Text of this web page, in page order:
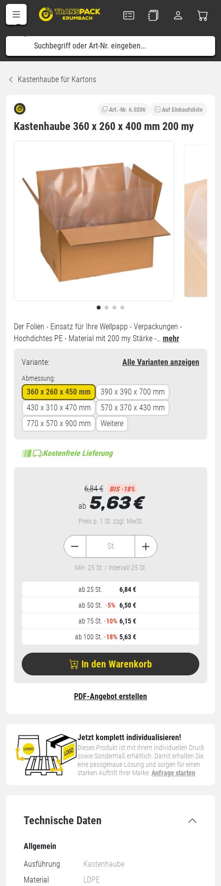
Kastenhaube für Kartons
Jetzt komplett individualisieren!
Dieses Produkt ist mit Ihrem individuellen Druck
sowie Sondermaß erhältlich. Damit erhalten Sie
eine passgenaue Lösung und sorgen für einen
starken Auftritt Ihrer Marke.Anfrage starten
Technische Daten
Allgemein
Ausführung
Kastenhaube
Material
LDPE
Art.-Nr. 6.0206 Auf Einkaufsliste
Kastenhaube 360 x 260 x 400 mm 200 my
Der Folien - Einsatz für Ihre Wellpapp - Verpackungen -
Hochdichtes PE - Material mit 200 my Stärke -… mehr
Variante: Alle Varianten anzeigen
Abmessung:
360 x 260 x 450 mm
390 x 390 x 700 mm
430 x 310 x 470 mm
570 x 370 x 430 mm
770 x 570 x 900 mm
Weitere
Kostenfreie Lieferung
6,84 € BIS -18%
ab 5,63 €
Preis p. 1 St. zzgl. MwSt.
ab 25 St.
6,84 €
ab 50 St.
-5% 6,50 €
ab 75 St. -10% 6,15 €
ab 100 St. -18% 5,63 €
St.
Min. 25 St. / Intervall 25 St.
In den Warenkorb
PDF-Angebot erstellen